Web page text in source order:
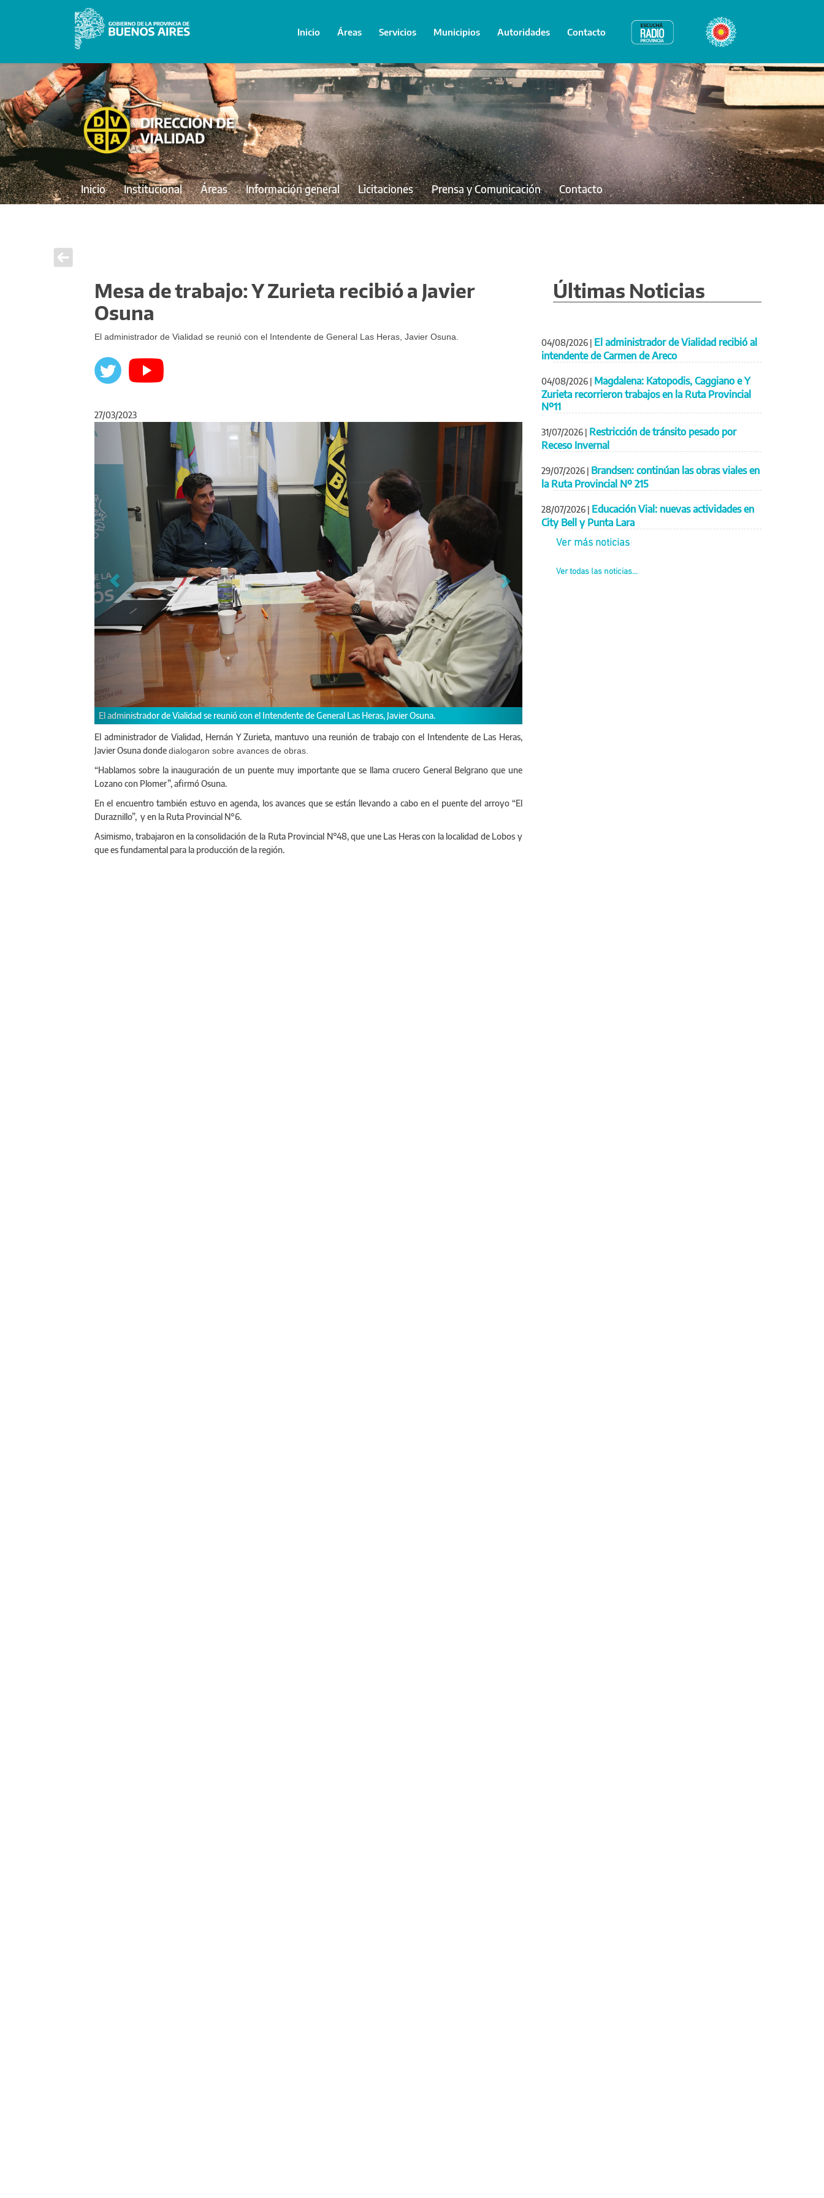
Inicio Áreas Servicios Municipios Autoridades Contacto Radio Provincia Bicentenario
Inicio Institucional Áreas Información general Licitaciones Prensa y Comunicación Contacto
Mesa de trabajo: Y Zurieta recibió a Javier
Osuna
El administrador de Vialidad se reunió con el Intendente de General Las Heras, Javier Osuna.
27/03/2023
En el encuentro dialogaron sobre avances de obras.
Anterior Siguiente
El administrador de Vialidad, Hernán Y Zurieta, mantuvo una reunión de trabajo con el Intendente de Las Heras,
Javier Osuna dondedialogaron sobre avances de obras.
“Hablamos sobre la inauguración de un puente muy importante que se llama crucero General Belgrano que une
Lozano con Plomer”, afirmó Osuna.
En el encuentro también estuvo en agenda, los avances que se están llevando a cabo en el puente del arroyo “El
Duraznillo”, y en la Ruta Provincial N°6.
Asimismo, trabajaron en la consolidación de la Ruta Provincial N°48, que une Las Heras con la localidad de Lobos y
que es fundamental para la producción de la región.
Últimas Noticias
04/08/2026 | El administrador de Vialidad recibió al
intendente de Carmen de Areco
04/08/2026 | Magdalena: Katopodis, Caggiano e Y
Zurieta recorrieron trabajos en la Ruta Provincial
Nº11
31/07/2026 | Restricción de tránsito pesado por
Receso Invernal
29/07/2026 | Brandsen: continúan las obras viales en
la Ruta Provincial Nº 215
28/07/2026 | Educación Vial: nuevas actividades en
City Bell y Punta Lara
Ver más noticias
Ver todas las noticias...